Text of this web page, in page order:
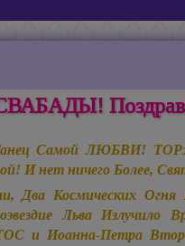
Танец Самой ЛЮБВИ!
И нет ничего Более,
Два Космических Огня
Льва Излучило
и Иоанна-Петра